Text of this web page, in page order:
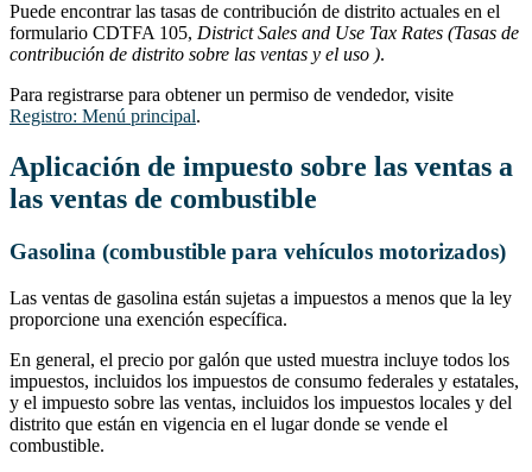
Puede encontrar las tasas de contribución de distrito actuales en el
formulario CDTFA 105, District Sales and Use Tax Rates (Tasas de
contribución de distrito sobre las ventas y el uso ).
Para registrarse para obtener un permiso de vendedor, visite
Registro: Menú principal.
Aplicación de impuesto sobre las ventas a
las ventas de combustible
Gasolina (combustible para vehículos motorizados)
Las ventas de gasolina están sujetas a impuestos a menos que la ley
proporcione una exención específica.
En general, el precio por galón que usted muestra incluye todos los
impuestos, incluidos los impuestos de consumo federales y estatales,
y el impuesto sobre las ventas, incluidos los impuestos locales y del
distrito que están en vigencia en el lugar donde se vende el
combustible.